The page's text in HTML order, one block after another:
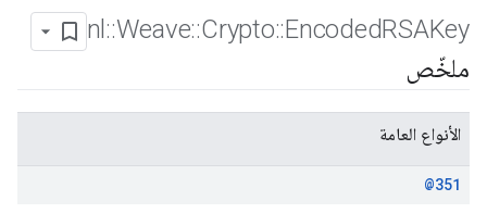
nl ::Weave::Crypto::EncodedRSAKey
ملخّص
الأنواع العامة
@351